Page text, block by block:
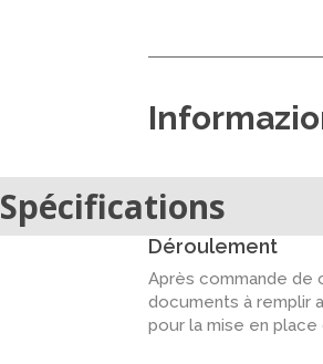
Spécifications
Déroulement
Après commande de
documents à remplir
pour la mise en